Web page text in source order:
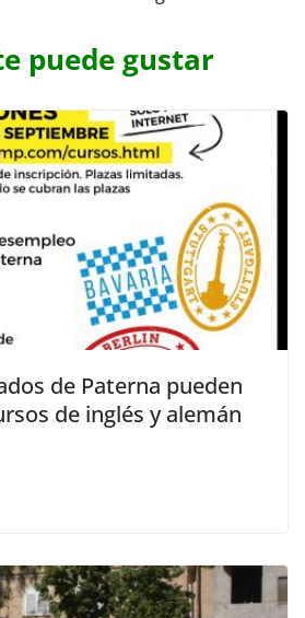
puede gustar
de Paterna pueden
de inglés y alemán